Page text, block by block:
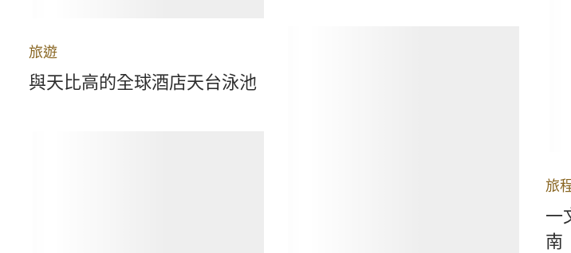
旅遊
與天比高的全球酒店天台泳池
旅
一
南